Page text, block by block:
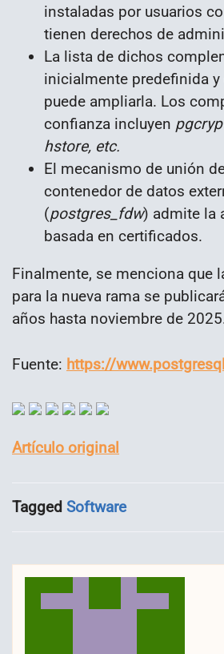
instaladas por usuarios
tienen derechos de
La lista de dichos
inicialmente predefinida y
puede ampliarla. Los
confianza incluyen
hstore, etc.
El mecanismo de unión
contenedor de datos
(postgres_fdw) admite la
basada en certificados.
Finalmente, se menciona que
para la nueva rama se
años hasta noviembre de
Fuente: https://
Artículo original
Tagged Software